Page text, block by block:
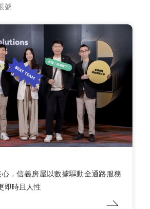
號
心，信義房屋以數據驅動全通路服務
即時且人性